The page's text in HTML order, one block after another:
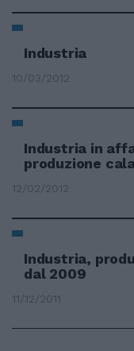
Industria
10/03/2012
Industria in
produzione
12/02/2012
Industria,
dal 2009
11/12/2011